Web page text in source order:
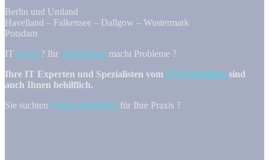
Berlin und Umland
Havelland – Falkensee – Dallgow – Wustermark
Potsdam
IT Ärger ? Ihr Arbeitsplatz macht Probleme ?
Ihre IT Experten und Spezialisten vom IT-Systemhaus sind
auch Ihnen behilflich.
Sie suchten Online Marketing für Ihre Praxis ?